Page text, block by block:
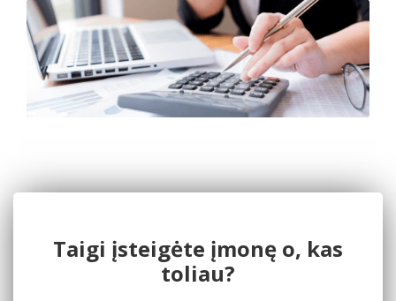
Taigi įsteigėte įmonę o, kas
toliau?